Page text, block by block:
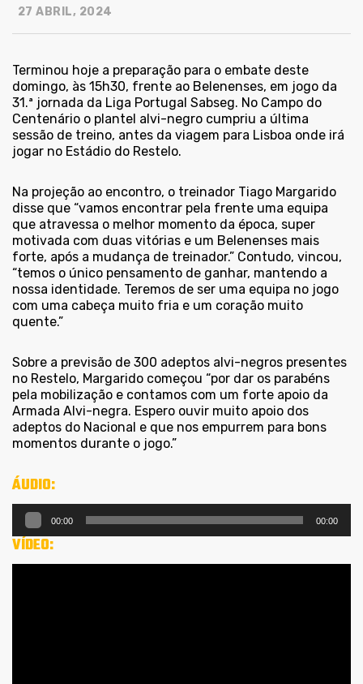
27 ABRIL, 2024
Terminou hoje a preparação para o embate deste
domingo, às 15h30, frente ao Belenenses, em jogo da
31.ª jornada da Liga Portugal Sabseg. No Campo do
Centenário o plantel alvi-negro cumpriu a última
sessão de treino, antes da viagem para Lisboa onde irá
jogar no Estádio do Restelo.
Na projeção ao encontro, o treinador Tiago Margarido
disse que “vamos encontrar pela frente uma equipa
que atravessa o melhor momento da época, super
motivada com duas vitórias e um Belenenses mais
forte, após a mudança de treinador.” Contudo, vincou,
“temos o único pensamento de ganhar, mantendo a
nossa identidade. Teremos de ser uma equipa no jogo
com uma cabeça muito fria e um coração muito
quente.”
Sobre a previsão de 300 adeptos alvi-negros presentes
no Restelo, Margarido começou “por dar os parabéns
pela mobilização e contamos com um forte apoio da
Armada Alvi-negra. Espero ouvir muito apoio dos
adeptos do Nacional e que nos empurrem para bons
momentos durante o jogo.”
ÁUDIO:
Reprodutor
de
áudio
00:00 00:00
VÍDEO: